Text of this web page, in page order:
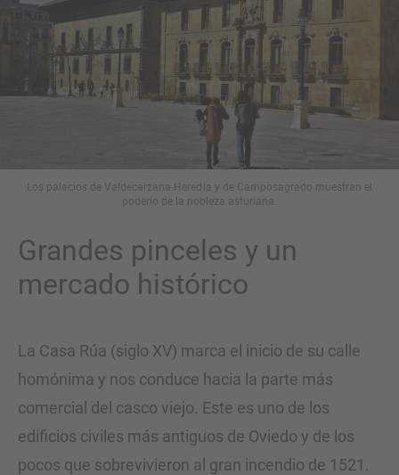
Los palacios de Valdecarzana-Heredia y de Camposagrado muestran el
poderío de la nobleza asturiana.
Grandes pinceles y un
mercado histórico
La Casa Rúa (siglo XV) marca el inicio de su calle
homónima y nos conduce hacia la parte más
comercial del casco viejo. Este es uno de los
edificios civiles más antiguos de Oviedo y de los
pocos que sobrevivieron al gran incendio de 1521.